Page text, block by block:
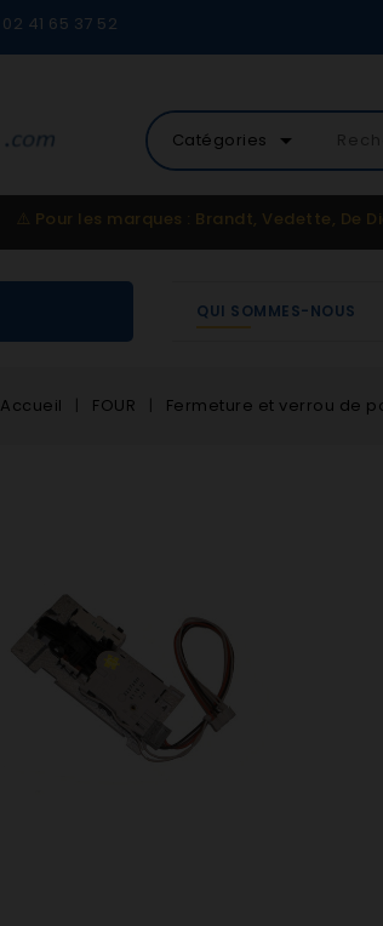
02 41 65 37 52
Catégories arrow_drop_down
⚠️ Pour les marques : Brandt, Vedette, De
QUI SOMMES-NOUS
Accueil FOUR Fermeture et verrou de